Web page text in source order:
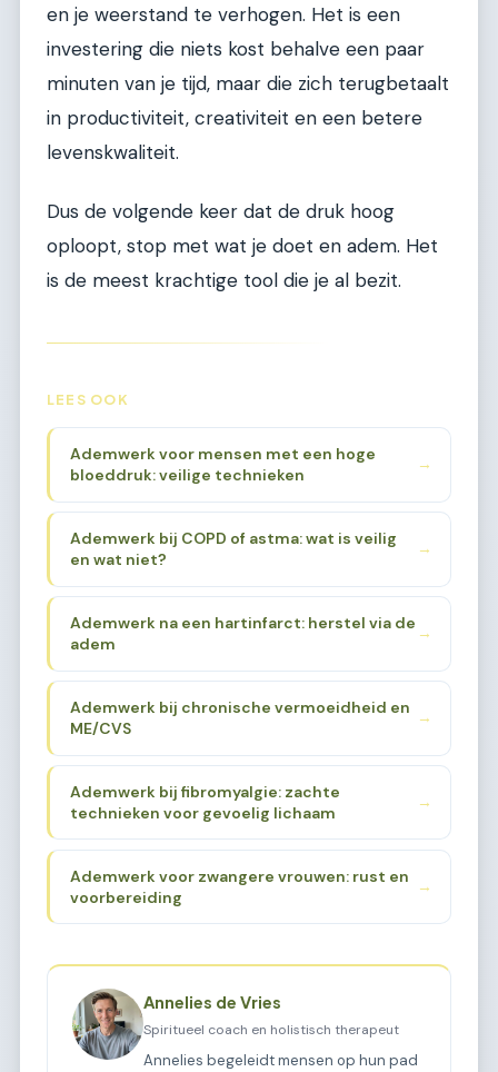
en je weerstand te verhogen. Het is een
investering die niets kost behalve een paar
minuten van je tijd, maar die zich terugbetaalt
in productiviteit, creativiteit en een betere
levenskwaliteit.
Dus de volgende keer dat de druk hoog
oploopt, stop met wat je doet en adem. Het
is de meest krachtige tool die je al bezit.
LEES OOK
Ademwerk voor mensen met een hoge
bloeddruk: veilige technieken
→
Ademwerk bij COPD of astma: wat is veilig
en wat niet?
→
Ademwerk na een hartinfarct: herstel via de
adem
→
Ademwerk bij chronische vermoeidheid en
ME/CVS
→
Ademwerk bij fibromyalgie: zachte
technieken voor gevoelig lichaam
→
Ademwerk voor zwangere vrouwen: rust en
voorbereiding
→
Annelies de Vries
Spiritueel coach en holistisch therapeut
Annelies begeleidt mensen op hun pad